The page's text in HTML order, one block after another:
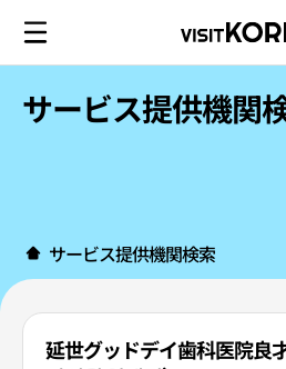
サービス提供機関
サービス提供機関検索
延世グッドデイ歯科医院良